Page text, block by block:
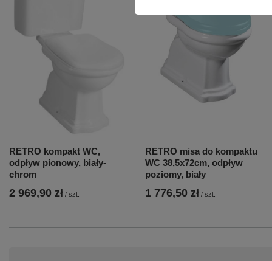
RETRO kompakt WC,
odpływ pionowy, biały-
chrom
2 969,90 zł / szt.
RETRO misa do kompaktu
WC 38,5x72cm, odpływ
poziomy, biały
1 776,50 zł / szt.